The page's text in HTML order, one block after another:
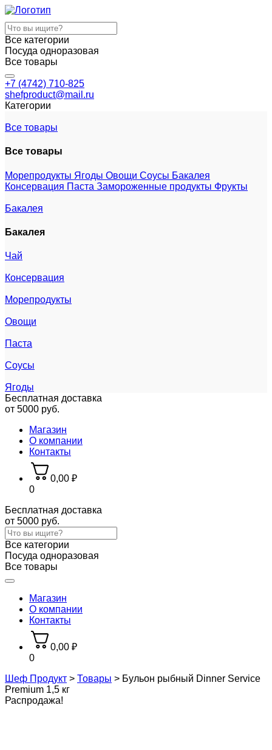
Все категории
Посуда одноразовая
Все товары
+7 (4742) 710-825
shefproduct@mail.ru
Категории
Все товары
Все товары
Морепродукты Ягоды Овощи Соусы Бакалея
Консервация Паста Замороженные продукты Фрукты
Бакалея
Бакалея
Чай
Консервация
Морепродукты
Овощи
Паста
Соусы
Ягоды
Бесплатная доставка
от 5000 руб.
Магазин
О компании
Контакты
0
0,00 ₽
Бесплатная доставка
от 5000 руб.
Все категории
Посуда одноразовая
Все товары
Магазин
О компании
Контакты
0
0,00 ₽
Шеф Продукт > Товары > Бульон рыбный Dinner Service
Premium 1,5 кг
Распродажа!